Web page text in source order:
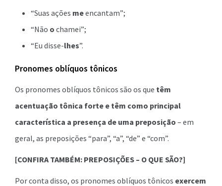
“Suas ações meencantam”;
“Não o chamei”;
“Eu disse-lhes”.
Pronomes oblíquos tônicos
Os pronomes oblíquos tônicos são os que têm
acentuação tônica forte e têm como principal
característica a presença de uma preposição – em
geral, as preposições “para”, “a”, “de” e “com”.
[CONFIRA TAMBÉM: PREPOSIÇÕES – O QUE SÃO?]
Por conta disso, os pronomes oblíquos tônicos exercem